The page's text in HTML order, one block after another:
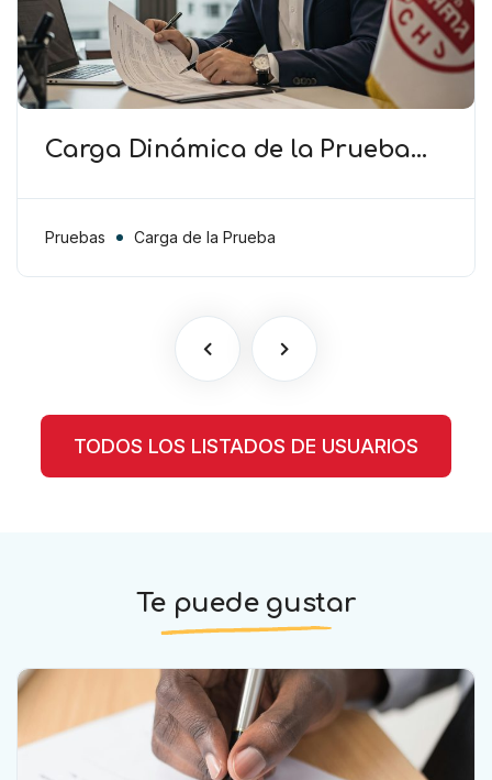
Carga Dinámica de la Prueba
la presentación de pruebas más
allá de la carga procesal
Pruebas Carga de la Prueba
TODOS LOS LISTADOS DE USUARIOS
Te puede gustar